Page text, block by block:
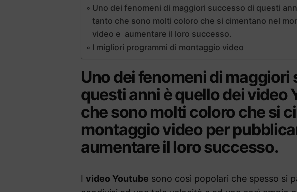
Uno dei fenomeni di maggiori successo di questi
tanto che sono molti coloro che si cimentano nel
video e aumentare il loro successo.
I migliori programmi di montaggio video
Uno dei fenomeni di maggiori
questi anni è quello dei video
che sono molti coloro che si
montaggio video per
aumentare il loro successo.
I video Youtube sono così popolari che spesso si